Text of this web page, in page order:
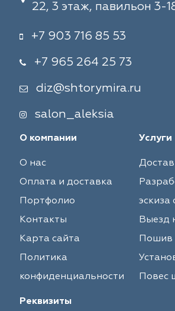
22, 3 этаж, павильон 3-
+7 903 716 85 53
+7 965 264 25 73
diz@shtorymira.ru
salon_aleksia
О компании
О нас
Оплата и доставка
Портфолио
Контакты
Карта сайта
Политика
конфиденциальности
Услуги
эскиза
Выезд
Повес
Реквизиты